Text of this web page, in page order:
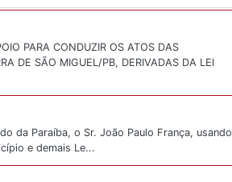
PARA CONDUZIR OS ATOS DAS
DE SÃO MIGUEL/PB, DERIVADAS DA LEI
da Paraíba, o Sr. João Paulo França, usando
e demais Le...